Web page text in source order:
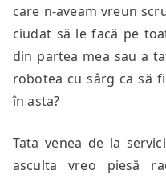
care n-aveam vreun
ciudat să le facă pe
din partea mea sau a
robotea cu sârg ca să
în asta?
Tata venea de la
asculta vreo piesă